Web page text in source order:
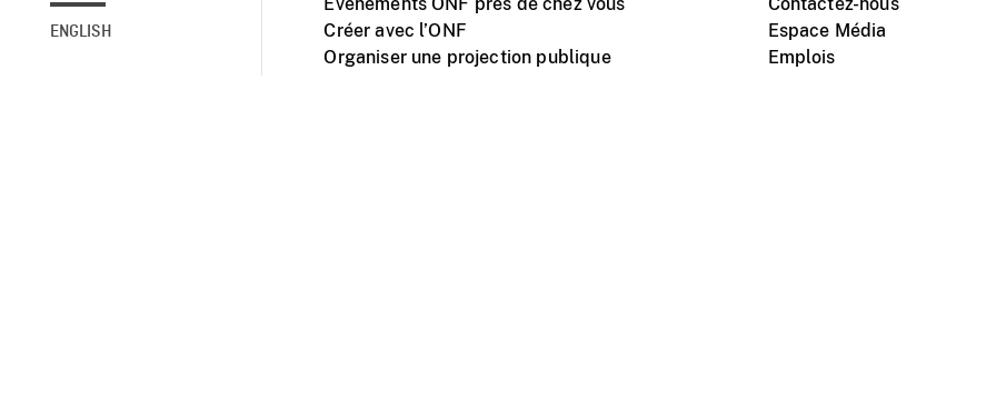
ENGLISH
Créer avec l’ONF
Organiser une projection publique
Espace Média
Emplois